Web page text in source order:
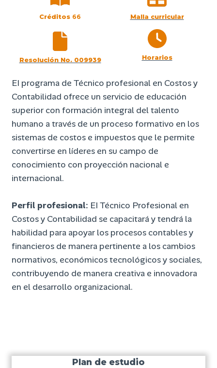
Créditos 66 Malla curricular
Resolución No. 009939 Horarios
EI programa de Técnico profesional en Costos y
Contabilidad ofrece un servicio de educación
superior con formación integral del talento
humano a través de un proceso formativo en los
sistemas de costos e impuestos que le permite
convertirse en líderes en su campo de
conocimiento con proyección nacional e
internacional.
Perfil profesional: EI Técnico Profesional en
Costos y Contabilidad se capacitará y tendrá la
habilidad para apoyar los procesos contables y
financieros de manera pertinente a los cambios
normativos, económicos tecnológicos y sociales,
contribuyendo de manera creativa e innovadora
en el desarrollo organizacional.
Plan de estudio